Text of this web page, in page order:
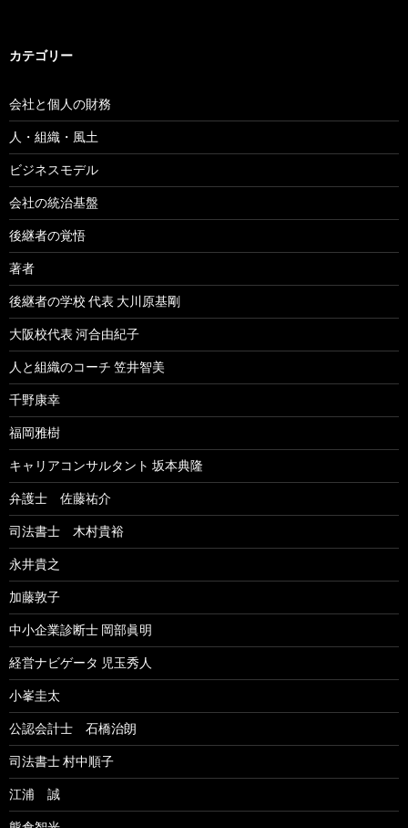
カテゴリー
会社と個人の財務
人・組織・風土
ビジネスモデル
会社の統治基盤
後継者の覚悟
著者
後継者の学校 代表 大川原基剛
大阪校代表 河合由紀子
人と組織のコーチ 笠井智美
千野康幸
福岡雅樹
キャリアコンサルタント 坂本典隆
弁護士 佐藤祐介
司法書士 木村貴裕
永井貴之
加藤敦子
中小企業診断士 岡部眞明
経営ナビゲータ 児玉秀人
小峯圭太
公認会計士 石橋治朗
司法書士 村中順子
江浦 誠